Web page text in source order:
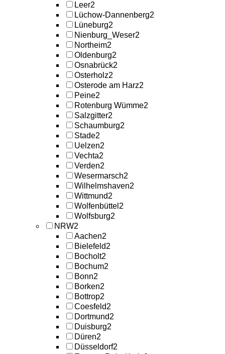
Leer2
Lüchow-Dannenberg2
Lüneburg2
Nienburg_Weser2
Northeim2
Oldenburg2
Osnabrück2
Osterholz2
Osterode am Harz2
Peine2
Rotenburg Wümme2
Salzgitter2
Schaumburg2
Stade2
Uelzen2
Vechta2
Verden2
Wesermarsch2
Wilhelmshaven2
Wittmund2
Wolfenbüttel 2
Wolfsburg2
NRW2
Aachen2
Bielefeld2
Bocholt2
Bochum2
Bonn2
Borken2
Bottrop2
Coesfeld2
Dortmund2
Duisburg2
Düren2
Düsseldorf2